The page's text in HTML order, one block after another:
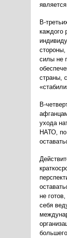
В-
каждого
стороны,
силы не
страны,
В-
ухода
НАТО, по
не
себя